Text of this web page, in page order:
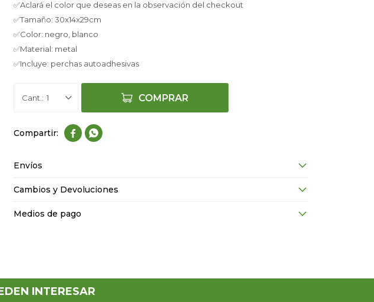
✅Aclará el color que deseas en la observación del checkout
✅Tamaño: 30x14x29cm
✅Color: negro, blanco
✅Material: metal
✅Incluye: perchas autoadhesivas
1 COMPRAR
 
Envíos
Cambios y Devoluciones
Medios de pago
INTERESAR